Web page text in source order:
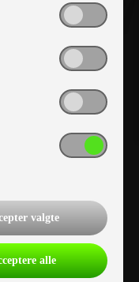
valgte
alle